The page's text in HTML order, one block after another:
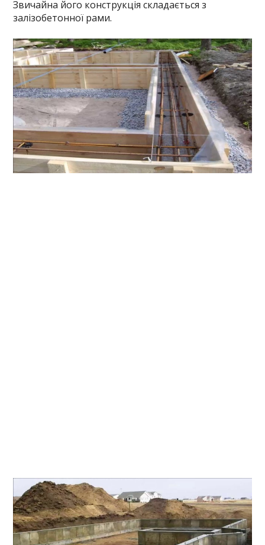
Звичайна його конструкція складається з
залізобетонної рами.